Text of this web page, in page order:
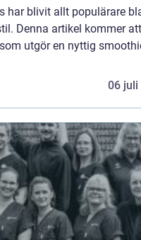
har blivit allt populärare
Denna artikel kommer
utgör en nyttig
06 juli